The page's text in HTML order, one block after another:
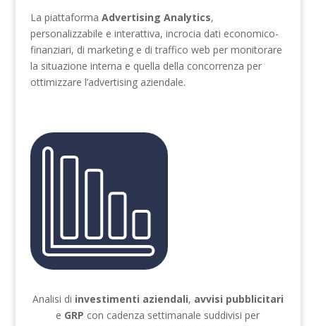
La piattaforma Advertising Analytics,
personalizzabile e interattiva, incrocia dati economico-
finanziari, di marketing e di traffico web per monitorare
la situazione interna e quella della concorrenza per
ottimizzare l’advertising aziendale.
Analisi di investimenti aziendali, avvisi pubblicitari
e GRP con cadenza settimanale suddivisi per